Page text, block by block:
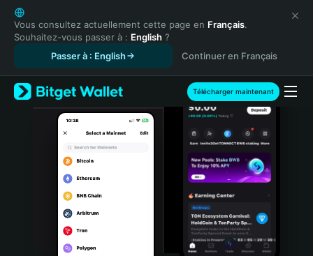
English
日本語
Tiếng Việt
Español (Latinoamérica)
Türkçe
Italiano
Português (Portugal)
Bahasa Indonesia
Vous consultez actuellement cette page en Français.
Souhaitez-vous passer à : English ?
Passer à : English
Continuer en Français
Télécharger maintenant